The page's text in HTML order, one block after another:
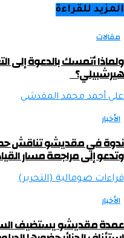
المزيد للقراءة
مقالات
ولماذا أتمسك بالدعوة إلى
هيرشبيلي؟
علي أحمد محمد المقدشي
الأخبار
ندوة في مقديشو تناقش
وتدعو إلى مراجعة مسار
قراءات صومالية (التحرير)
الأخبار
عمدة مقديشو يستضيف